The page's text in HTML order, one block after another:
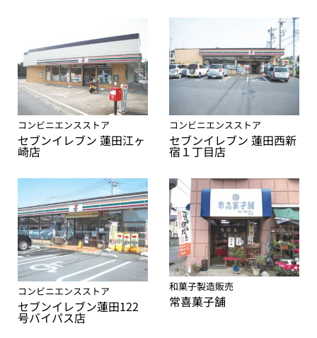
コンビニエンスストア
セブンイレブン 蓮田江ヶ
崎店
コンビニエンスストア
セブンイレブン 蓮田西新
宿１丁目店
コンビニエンスストア
セブンイレブン蓮田122
号バイパス店
和菓子製造販売
常喜菓子舗